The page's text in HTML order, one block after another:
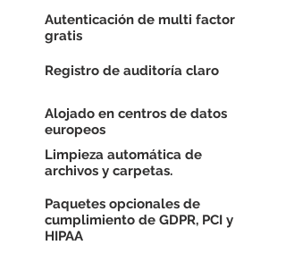
Autenticación de multi factor
gratis
Registro de auditoría claro
Alojado en centros de datos
europeos
Limpieza automática de
archivos y carpetas.
Paquetes opcionales de
cumplimiento de GDPR, PCI y
HIPAA